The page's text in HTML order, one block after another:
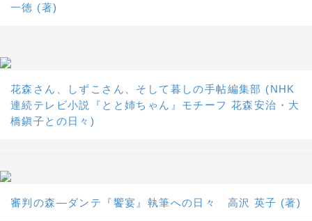
一徳 (著)
花森さん、しずこさん、そして暮しの手帖編集部 (NHK
連続テレビ小説『とと姉ちゃん』モチーフ 花森安治・大
橋鎭子との日々)
審判の森―ダンテ『饗宴』執筆への日々 高沢 英子 (著)